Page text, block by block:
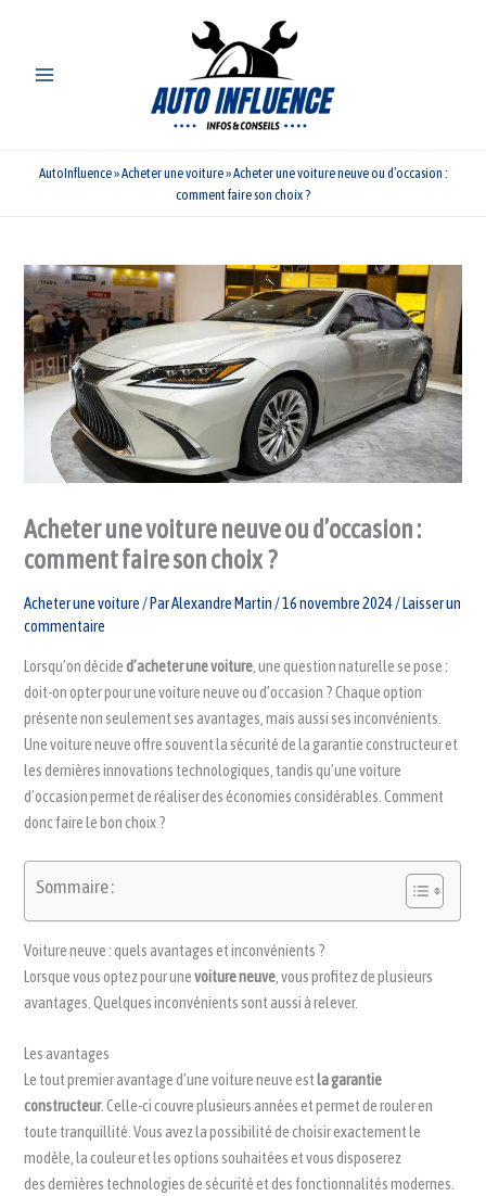
AutoInfluence»Acheter une voiture»Acheter une voiture neuve ou d’occasion :
comment faire son choix ?
Acheter une voiture neuve ou d’occasion :
comment faire son choix ?
Acheter une voiture / ParAlexandre Martin /16 novembre 2024/Laisser un
commentaire
Lorsqu’on décided’acheter une voiture , une question naturelle se pose :
doit-on opter pour une voiture neuve ou d’occasion ? Chaque option
présente non seulement ses avantages, mais aussi ses inconvénients.
Une voiture neuve offre souvent la sécurité de la garantie constructeur et
les dernières innovations technologiques, tandis qu’une voiture
d’occasion permet de réaliser des économies considérables. Comment
donc faire le bon choix ?
Sommaire :
Voiture neuve : quels avantages et inconvénients ?
Lorsque vous optez pour unevoiture neuve , vous profitez de plusieurs
avantages. Quelques inconvénients sont aussi à relever.
Les avantages
Le tout premier avantage d’une voiture neuve estla garantie
constructeur. Celle-ci couvre plusieurs années et permet de rouler en
toute tranquillité. Vous avez la possibilité de choisir exactement le
modèle, la couleur et les options souhaitées et vous disposerez
des dernières technologies de sécurité et des fonctionnalités modernes.